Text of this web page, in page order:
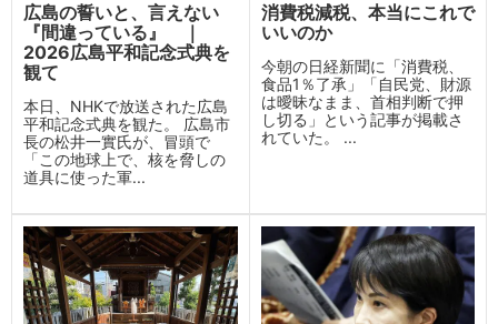
広島の誓いと、言えない
『間違っている』 ｜
2026広島平和記念式典を
観て
本日、NHKで放送された広島
平和記念式典を観た。 広島市
長の松井一實氏が、冒頭で
「この地球上で、核を脅しの
道具に使った軍...
消費税減税、本当にこれで
いいのか
今朝の日経新聞に「消費税、
食品1％了承」「自民党、財源
は曖昧なまま、首相判断で押
し切る」という記事が掲載さ
れていた。 ...